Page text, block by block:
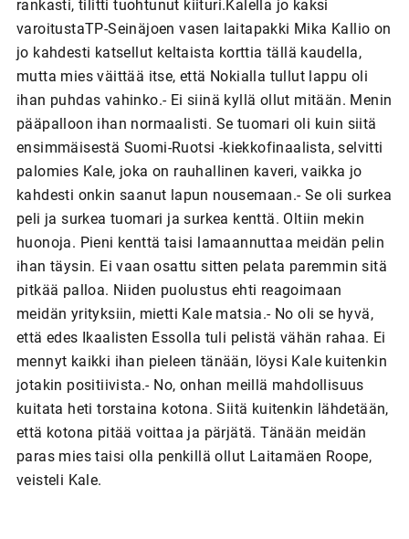
rankasti, tilitti tuohtunut kiituri.Kalella jo kaksi
varoitustaTP-Seinäjoen vasen laitapakki Mika Kallio on
jo kahdesti katsellut keltaista korttia tällä kaudella,
mutta mies väittää itse, että Nokialla tullut lappu oli
ihan puhdas vahinko.- Ei siinä kyllä ollut mitään. Menin
pääpalloon ihan normaalisti. Se tuomari oli kuin siitä
ensimmäisestä Suomi-Ruotsi -kiekkofinaalista, selvitti
palomies Kale, joka on rauhallinen kaveri, vaikka jo
kahdesti onkin saanut lapun nousemaan.- Se oli surkea
peli ja surkea tuomari ja surkea kenttä. Oltiin mekin
huonoja. Pieni kenttä taisi lamaannuttaa meidän pelin
ihan täysin. Ei vaan osattu sitten pelata paremmin sitä
pitkää palloa. Niiden puolustus ehti reagoimaan
meidän yrityksiin, mietti Kale matsia.- No oli se hyvä,
että edes Ikaalisten Essolla tuli pelistä vähän rahaa. Ei
mennyt kaikki ihan pieleen tänään, löysi Kale kuitenkin
jotakin positiivista.- No, onhan meillä mahdollisuus
kuitata heti torstaina kotona. Siitä kuitenkin lähdetään,
että kotona pitää voittaa ja pärjätä. Tänään meidän
paras mies taisi olla penkillä ollut Laitamäen Roope,
veisteli Kale.